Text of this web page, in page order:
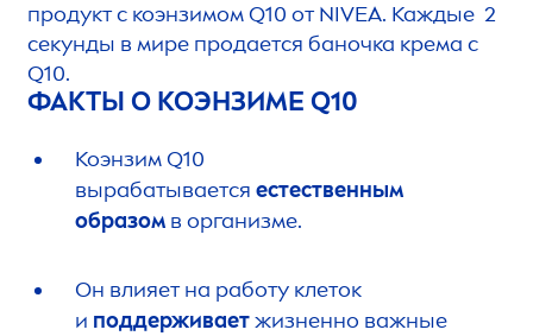
продукт с коэнзимом Q10 отNIVEA. Каждые 2
секунды в мире продается баночка крема с
Q10.
ФАКТЫ О КОЭНЗИМЕ Q10
Коэнзим Q10
вырабатывается естественным
образом в организме.
Он влияет на работу клеток
и поддерживаетжизненно важные